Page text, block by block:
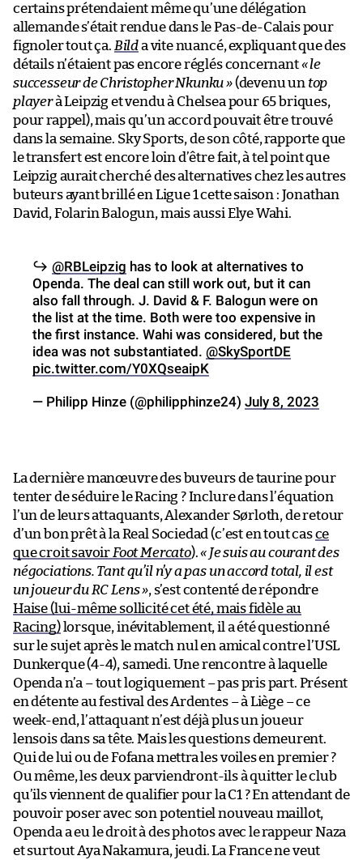
certains prétendaient même qu’une délégation
allemande s’était rendue dans le Pas-de-Calais pour
fignoler tout ça. Bilda vite nuancé, expliquant que des
détails n’étaient pas encore réglés concernant« le
successeur de Christopher Nkunku »(devenu un top
playerà Leipzig et vendu à Chelsea pour 65 briques,
pour rappel), mais qu’un accord pouvait être trouvé
dans la semaine. Sky Sports, de son côté, rapporte que
le transfert est encore loin d’être fait, à tel point que
Leipzig aurait cherché des alternatives chez les autres
buteurs ayant brillé en Ligue 1 cette saison : Jonathan
David, Folarin Balogun, mais aussi Elye Wahi.
↪️ @RBLeipzig has to look at alternatives to
Openda. The deal can still work out, but it can
also fall through. J. David & F. Balogun were on
the list at the time. Both were too expensive in
the first instance. Wahi was considered, but the
idea was not substantiated. @SkySportDE
pic.twitter.com/Y0XQseaipK
— Philipp Hinze (@philipphinze24) July 8, 2023
La dernière manœuvre des buveurs de taurine pour
tenter de séduire le Racing ? Inclure dans l’équation
l’un de leurs attaquants, Alexander Sørloth, de retour
d’un bon prêt à la Real Sociedad (c’est en tout casce
que croit savoir Foot Mercato).« Je suis au courant des
négociations. Tant qu’il n’y a pas un accord total, il est
un joueur du RC Lens », s’est contenté de répondre
Haise (lui-même sollicité cet été, mais fidèle au
Racing)lorsque, inévitablement, il a été questionné
sur le sujet après le match nul en amical contre l’USL
Dunkerque (4-4), samedi. Une rencontre à laquelle
Openda n’a – tout logiquement – pas pris part. Présent
en détente au festival des Ardentes – à Liège – ce
week-end, l’attaquant n’est déjà plus un joueur
lensois dans sa tête. Mais les questions demeurent.
Qui de lui ou de Fofana mettra les voiles en premier ?
Ou même, les deux parviendront-ils à quitter le club
qu’ils viennent de qualifier pour la C1 ? En attendant de
pouvoir poser avec son potentiel nouveau maillot,
Openda a eu le droit à des photos avec le rappeur Naza
et surtout Aya Nakamura, jeudi. La France ne veut